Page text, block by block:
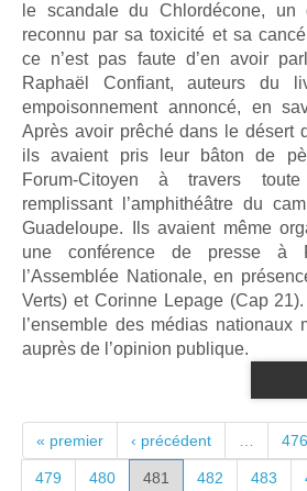
le scandale du Chlordécone, un
reconnu par sa toxicité et sa
ce n’est pas faute d’en avoir
Raphaël Confiant, auteurs du
empoisonnement annoncé, en
Après avoir prêché dans le désert
ils avaient pris leur bâton de
Forum-Citoyen à travers
remplissant l’amphithéâtre du
Guadeloupe. Ils avaient même
une conférence de presse à
l’Assemblée Nationale, en
Verts) et Corinne Lepage (Cap
l’ensemble des médias nationaux
auprès de l’opinion publique.
PAGES
« premier ‹ précédent 476
479 480 481 482 483